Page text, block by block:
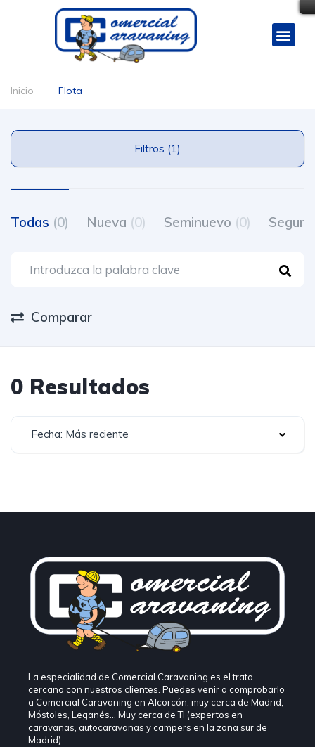
Inicio Flota
Filtros (1)
Todas (0) Nueva (0) Seminuevo (0)
Comparar
0 Resultados
Fecha: Más reciente
La especialidad de Comercial Caravaning es el trato
cercano con nuestros clientes. Puedes venir a comprobarlo
a Comercial Caravaning en Alcorcón, muy cerca de Madrid,
Móstoles, Leganés… Muy cerca de TI (expertos en
caravanas, autocaravanas y campers en la zona sur de
Madrid).